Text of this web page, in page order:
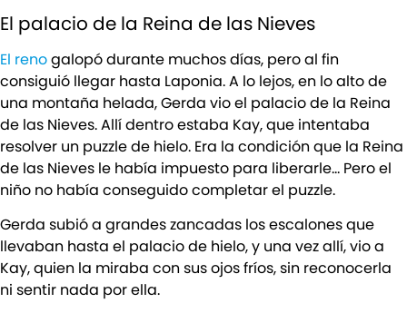
El palacio de la Reina de las Nieves
El renogalopó durante muchos días, pero al fin
consiguió llegar hasta Laponia. A lo lejos, en lo alto de
una montaña helada, Gerda vio el palacio de la Reina
de las Nieves. Allí dentro estaba Kay, que intentaba
resolver un puzzle de hielo. Era la condición que la Reina
de las Nieves le había impuesto para liberarle… Pero el
niño no había conseguido completar el puzzle.
Gerda subió a grandes zancadas los escalones que
llevaban hasta el palacio de hielo, y una vez allí, vio a
Kay, quien la miraba con sus ojos fríos, sin reconocerla
ni sentir nada por ella.